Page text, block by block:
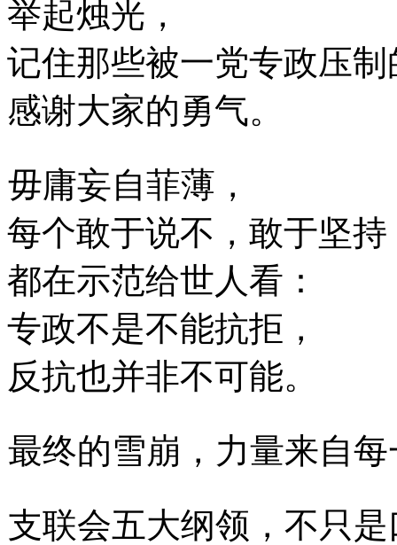
举起烛光，
记住那些被一党专政压制
感谢大家的勇气。
毋庸妄自菲薄，
每个敢于说不，敢于坚
都在示范给世人看：
专政不是不能抗拒，
反抗也并非不可能。
最终的雪崩，力量来自
支联会五大纲领，不只